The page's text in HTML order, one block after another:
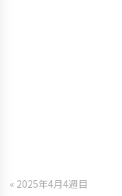
« 2025年4月4週目